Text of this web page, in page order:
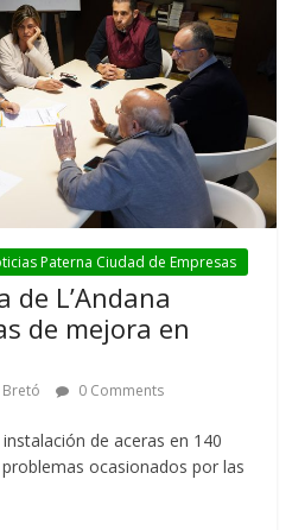
Paterna Ciudad de Empresas
de L’Andana
de mejora en
Bretó 0 Comments
de aceras en 140
ocasionados por las